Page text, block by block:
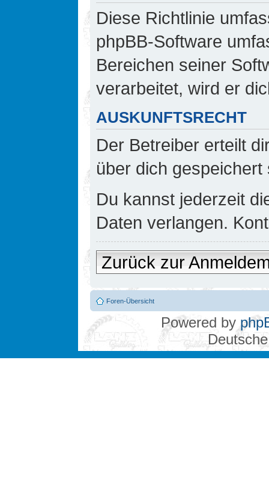
Diese Richtlinie
phpBB-Software
Bereichen seiner
verarbeitet, wird er
AUSKUNFTSRECHT
Der Betreiber erteilt
über dich gespeichert
Du kannst jederzeit
Daten verlangen.
Zurück zur
Foren-Übersicht
Powered by